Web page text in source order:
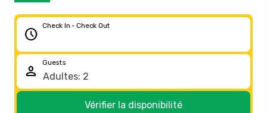
schedule
Check In - Check Out
person
Guests
Vérifier la disponibilité